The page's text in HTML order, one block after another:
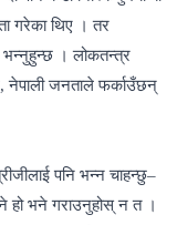
गरेका थिए । तर
भन्नुहुन्छ । लोकतन्त्र
नेपाली जनताले फर्काउँछन्
पनि भन्न चाहन्छु–
हो भने गराउनुहोस् न त ।